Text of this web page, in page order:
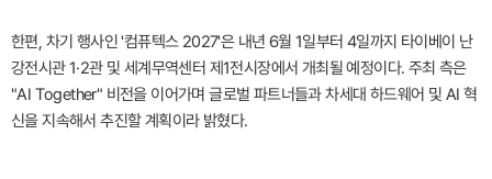
한편, 차기 행사인 '컴퓨텍스 2027'은 내년 6월 1일부터 4일까지 타이베이 난
강전시관 1·2관 및 세계무역센터 제1전시장에서 개최될 예정이다. 주최 측은
"AI Together" 비전을 이어가며 글로벌 파트너들과 차세대 하드웨어 및 AI 혁
신을 지속해서 추진할 계획이라 밝혔다.